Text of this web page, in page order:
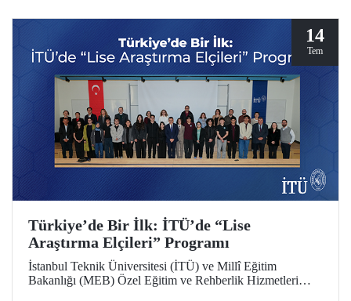
14
Tem
Türkiye’de Bir İlk: İTÜ’de “Lise
Araştırma Elçileri” Programı
İstanbul Teknik Üniversitesi (İTÜ) ve Millî Eğitim
Bakanlığı (MEB) Özel Eğitim ve Rehberlik Hizmetleri